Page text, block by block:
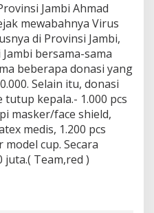
Jambi Ahmad
mewabahnya Virus
di Provinsi Jambi,
bersama-sama
beberapa donasi yang
Selain itu, donasi
tutup kepala.- 1.000 pcs
masker/face shield,
medis, 1.200 pcs
cup. Secara
juta.( Team,red )